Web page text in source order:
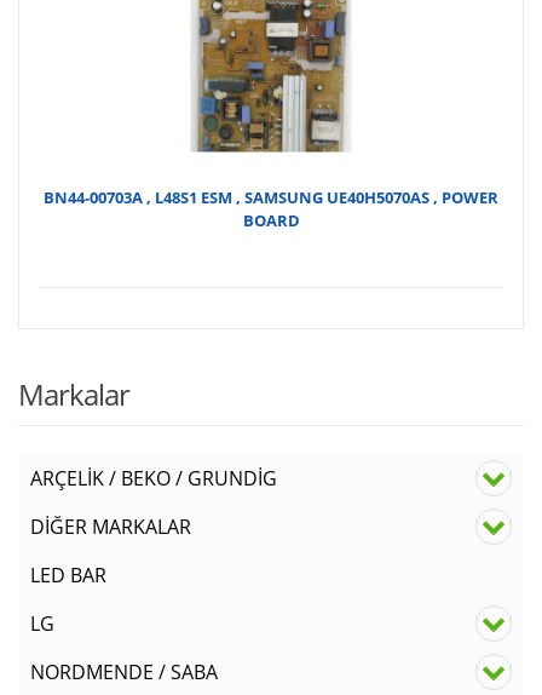
BN44-00703A , L48S1 ESM , SAMSUNG UE40H5070AS , POWER
BOARD
Markalar
ARÇELİK / BEKO / GRUNDİG
DİĞER MARKALAR
LED BAR
LG
NORDMENDE / SABA